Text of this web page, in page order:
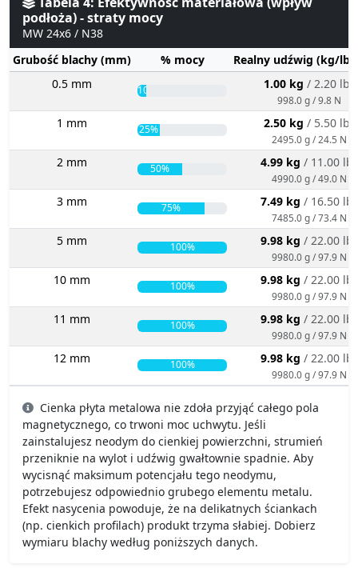
podłoża) - straty mocy
MW 24x6 / N38
Grubość blachy (mm)
% mocy
Realny udźwig (kg/
0.5 mm
10% 1.00 kg / 2.20 lbs
998.0 g / 9.8 N
1 mm 25% 2.50 kg / 5.50 lbs
2495.0 g / 24.5 N
2 mm 50% 4.99 kg / 11.00 lbs
4990.0 g / 49.0 N
3 mm 75% 7.49 kg / 16.50 lbs
7485.0 g / 73.4 N
5 mm 100% 9.98 kg / 22.00 lbs
9980.0 g / 97.9 N
10 mm 100% 9.98 kg / 22.00 lbs
9980.0 g / 97.9 N
11 mm 100% 9.98 kg / 22.00 lbs
9980.0 g / 97.9 N
12 mm 100% 9.98 kg / 22.00 lbs
9980.0 g / 97.9 N
Cienka płyta metalowa nie zdoła przyjąć całego pola
magnetycznego, co trwoni moc uchwytu. Jeśli
zainstalujesz neodym do cienkiej powierzchni, strumień
przeniknie na wylot i udźwig gwałtownie spadnie. Aby
wycisnąć maksimum potencjału tego neodymu,
potrzebujesz odpowiednio grubego elementu metalu.
Efekt nasycenia powoduje, że na delikatnych ściankach
(np. cienkich profilach) produkt trzyma słabiej. Dobierz
wymiaru blachy według poniższych danych.